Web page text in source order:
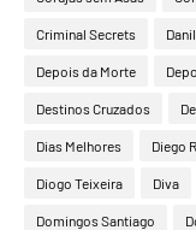
Criminal Secrets
Depois da Morte
Destinos Cruzados
Dias Melhores Diego
Diogo Teixeira Diva
Domingos Santiago